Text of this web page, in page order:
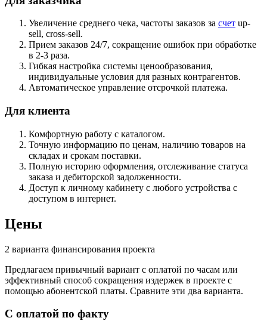
Увеличение среднего чека, частоты заказов за счет up-
sell, cross-sell.
Прием заказов 24/7, сокращение ошибок при обработке
в 2-3 раза.
Гибкая настройка системы ценообразования,
индивидуальные условия для разных контрагентов.
Автоматическое управление отсрочкой платежа.
Для клиента
Комфортную работу с каталогом.
Точную информацию по ценам, наличию товаров на
складах и срокам поставки.
Полную историю оформления, отслеживание статуса
заказа и дебиторской задолженности.
Доступ к личному кабинету с любого устройства с
доступом в интернет.
Цены
2 варианта финансирования проекта
Предлагаем привычный вариант с оплатой по часам или
эффективный способ сокращения издержек в проекте с
помощью абонентской платы. Сравните эти два варианта.
С оплатой по факту